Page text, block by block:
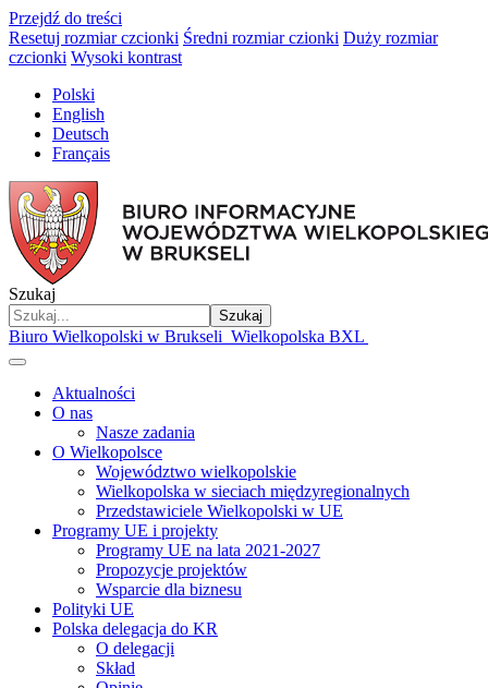
Przejdź do treści
Resetuj rozmiar czcionki Średni rozmiar czionki Duży rozmiar
czcionki Wysoki kontrast
Polski
English
Deutsch
Français
Szukaj
Szukaj
Biuro Wielkopolski w Brukseli Wielkopolska BXL
Aktualności
O nas
Nasze zadania
O Wielkopolsce
Województwo wielkopolskie
Wielkopolska w sieciach międzyregionalnych
Przedstawiciele Wielkopolski w UE
Programy UE i projekty
Programy UE na lata 2021-2027
Propozycje projektów
Wsparcie dla biznesu
Polityki UE
Polska delegacja do KR
O delegacji
Skład